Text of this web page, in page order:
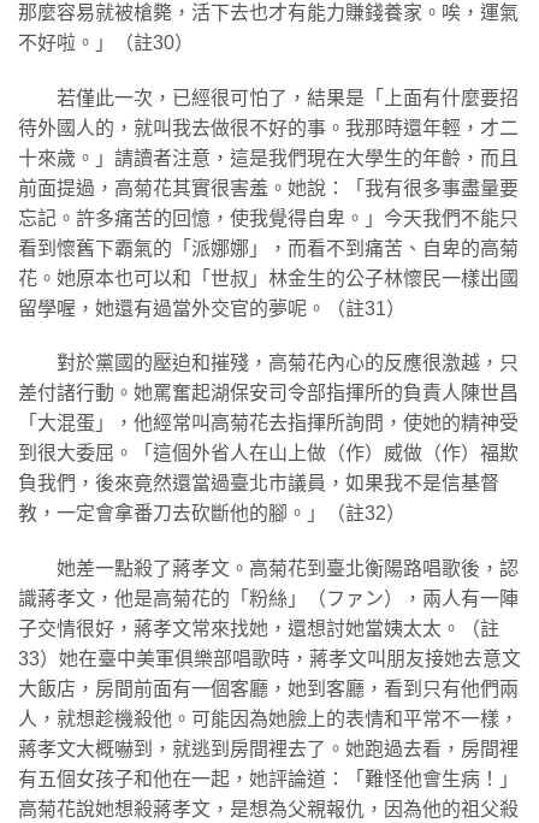
那麼容易就被槍斃，活下去也才有能力賺錢養家。唉，運氣
不好啦。」（註30）
若僅此一次，已經很可怕了，結果是「上面有什麼要招
待外國人的，就叫我去做很不好的事。我那時還年輕，才二
十來歲。」請讀者注意，這是我們現在大學生的年齡，而且
前面提過，高菊花其實很害羞。她說：「我有很多事盡量要
忘記。許多痛苦的回憶，使我覺得自卑。」今天我們不能只
看到懷舊下霸氣的「派娜娜」，而看不到痛苦、自卑的高菊
花。她原本也可以和「世叔」林金生的公子林懷民一樣出國
留學喔，她還有過當外交官的夢呢。（註31）
對於黨國的壓迫和摧殘，高菊花內心的反應很激越，只
差付諸行動。她罵奮起湖保安司令部指揮所的負責人陳世昌
「大混蛋」，他經常叫高菊花去指揮所詢問，使她的精神受
到很大委屈。「這個外省人在山上做（作）威做（作）福欺
負我們，後來竟然還當過臺北市議員，如果我不是信基督
教，一定會拿番刀去砍斷他的腳。」（註32）
她差一點殺了蔣孝文。高菊花到臺北衡陽路唱歌後，認
識蔣孝文，他是高菊花的「粉絲」（ファン），兩人有一陣
子交情很好，蔣孝文常來找她，還想討她當姨太太。（註
33）她在臺中美軍俱樂部唱歌時，蔣孝文叫朋友接她去意文
大飯店，房間前面有一個客廳，她到客廳，看到只有他們兩
人，就想趁機殺他。可能因為她臉上的表情和平常不一樣，
蔣孝文大概嚇到，就逃到房間裡去了。她跑過去看，房間裡
有五個女孩子和他在一起，她評論道：「難怪他會生病！」
高菊花說她想殺蔣孝文，是想為父親報仇，因為他的祖父殺